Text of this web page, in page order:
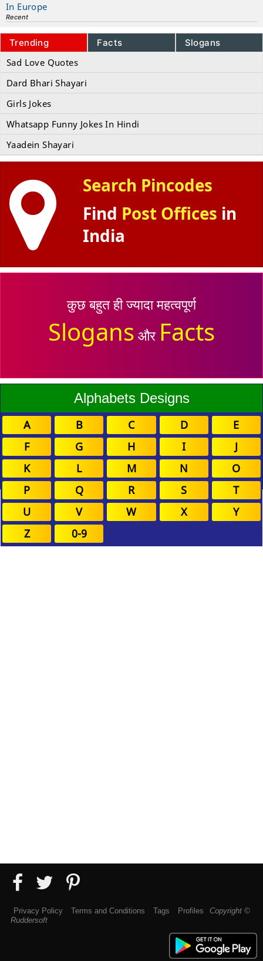
In Europe
Recent
Trending Facts Slogans
Sad Love Quotes
Dard Bhari Shayari
Girls Jokes
Whatsapp Funny Jokes In Hindi
Yaadein Shayari
Search Pincodes
Find Post Offices in
India
कुछ बहुत ही ज्यादा महत्वपूर्ण
Slogans और Facts
Alphabets Designs
A B C D
E
F
G H I
J
K
L M N
O
P
Q R S
T
U
V W X
Y
Z
0-9
Privacy Policy Terms and Conditions Tags Profiles
Copyright ©
Ruddersoft